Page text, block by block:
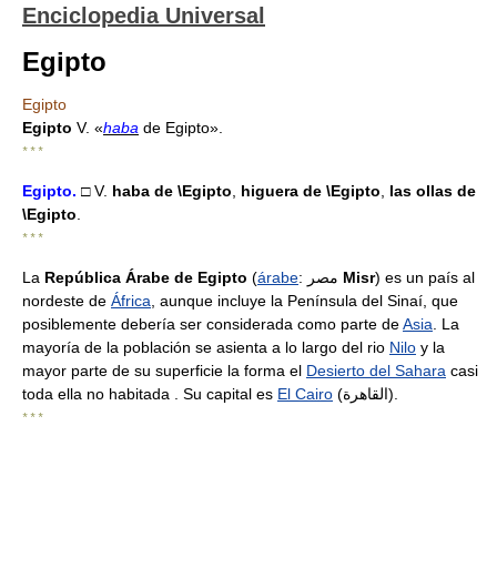
Enciclopedia Universal
Egipto
Egipto
Egipto V. «haba de Egipto».
* * *
Egipto. □ V. haba de \Egipto higuera de \Egipto
las ollas de
\Egipto
* * *
La República Árabe de Egipto (árabe Misr) es un país al
nordeste de África , aunque incluye la Península del Sinaí, que
posiblemente debería ser considerada como parte deAsia . La
mayoría de la población se asienta a lo largo del rio Nilo y la
mayor parte de su superficie la forma el Desierto del Sahara casi
toda ella no habitada . Su capital es El Cairo (القاهرة).
* * *